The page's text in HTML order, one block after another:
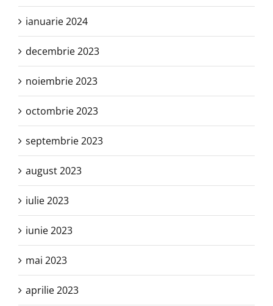
ianuarie 2024
decembrie 2023
noiembrie 2023
octombrie 2023
septembrie 2023
august 2023
iulie 2023
iunie 2023
mai 2023
aprilie 2023